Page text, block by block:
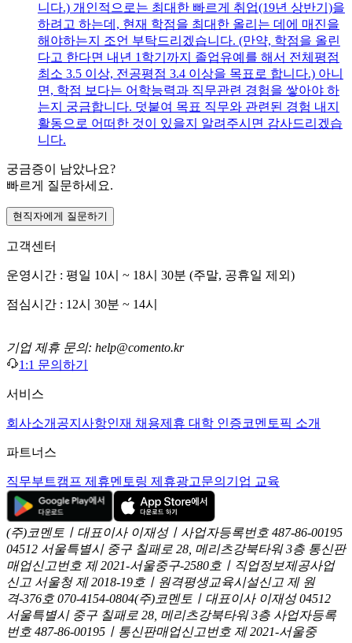
니다.) 개인적으로는 최대한 빠르게 취업(19년 상반기)을
하려고 하는데, 현재 학점을 최대한 올리는 데에 매진을
해야하는지 조언 부탁드리겠습니다. (만약, 학점을 올린
다고 한다면 내년 1학기까지 졸업유예를 해서 전체평점
최소 3.5 이상, 전공평점 3.4 이상을 목표로 합니다.) 아니
면, 학점 보다는 어학능력과 직무관련 경험을 쌓아야 하
는지 궁금합니다. 덧붙여 목표 직무와 관련된 경험 내지
활동으로 어떠한 것이 있을지 알려주시면 감사드리겠습
니다.
궁금증이 남았나요?
빠르게 질문하세요.
현직자에게 질문하기
고객센터
운영시간 : 평일 10시 ~ 18시 30분 (주말, 공휴일 제외)
점심시간 : 12시 30분 ~ 14시
기업 제휴 문의: help@comento.kr
1:1 문의하기
서비스
회사소개 공지사항인재 채용제휴 대학 인증코멘토픽 소개
파트너스
직무부트캠프 제휴멘토링 제휴광고문의 기업 교육
(주)코멘토ㅣ대표이사 이재성ㅣ사업자등록번호 487-86-00195
04512 서울특별시 중구 칠패로 28, 메리츠강북타워 3층 통신판
매업신고번호 제 2021-서울중구-2580호ㅣ직업정보제공사업
신고 서울청 제 2018-19호ㅣ원격평생교육시설신고 제 원
격-376호 070-4154-0804(주)코멘토ㅣ대표이사 이재성 04512
서울특별시 중구 칠패로 28, 메리츠강북타워 3층 사업자등록
번호 487-86-00195ㅣ통신판매업신고번호 제 2021-서울중